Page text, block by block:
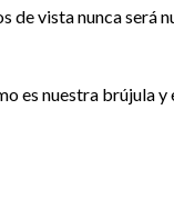
de vista nunca será
es nuestra brújula y